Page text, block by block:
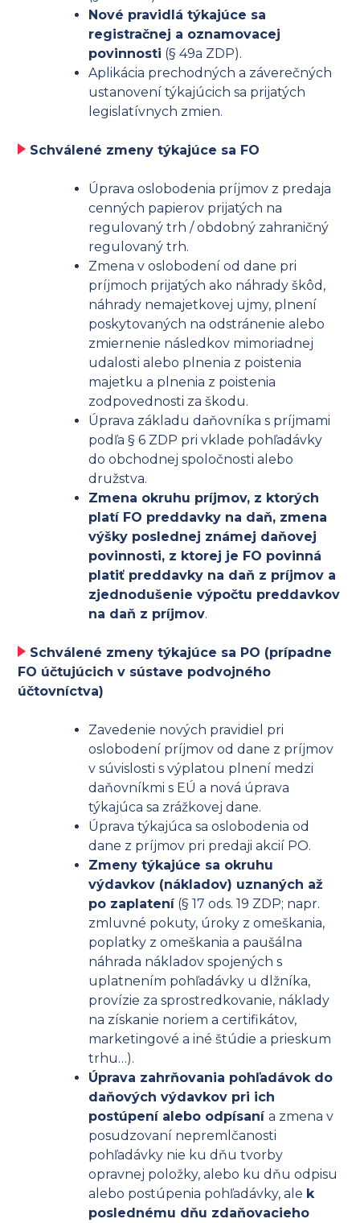
Nové pravidlá týkajúce sa
registračnej a oznamovacej
povinnosti (§ 49a ZDP).
Aplikácia prechodných a záverečných
ustanovení týkajúcich sa prijatých
legislatívnych zmien.
Schválené zmeny týkajúce sa FO
Úprava oslobodenia príjmov z predaja
cenných papierov prijatých na
regulovaný trh / obdobný zahraničný
regulovaný trh.
Zmena v oslobodení od dane pri
príjmoch prijatých ako náhrady škôd,
náhrady nemajetkovej ujmy, plnení
poskytovaných na odstránenie alebo
zmiernenie následkov mimoriadnej
udalosti alebo plnenia z poistenia
majetku a plnenia z poistenia
zodpovednosti za škodu.
Úprava základu daňovníka s príjmami
podľa § 6 ZDP pri vklade pohľadávky
do obchodnej spoločnosti alebo
družstva.
Zmena okruhu príjmov, z ktorých
platí FO preddavky na daň, zmena
výšky poslednej známej daňovej
povinnosti, z ktorej je FO povinná
platiť preddavky na daň z príjmov a
zjednodušenie výpočtu preddavkov
na daň z príjmov.
Schválené zmeny týkajúce sa PO (prípadne
FO účtujúcich v sústave podvojného
účtovníctva)
Zavedenie nových pravidiel pri
oslobodení príjmov od dane z príjmov
v súvislosti s výplatou plnení medzi
daňovníkmi s EÚ a nová úprava
týkajúca sa zrážkovej dane.
Úprava týkajúca sa oslobodenia od
dane z príjmov pri predaji akcií PO.
Zmeny týkajúce sa okruhu
výdavkov (nákladov) uznaných až
po zaplatení(§ 17 ods. 19 ZDP; napr.
zmluvné pokuty, úroky z omeškania,
poplatky z omeškania a paušálna
náhrada nákladov spojených s
uplatnením pohľadávky u dlžníka,
provízie za sprostredkovanie, náklady
na získanie noriem a certifikátov,
marketingové a iné štúdie a prieskum
trhu…).
Úprava zahrňovania pohľadávok do
daňových výdavkov pri ich
postúpení alebo odpísanía zmena v
posudzovaní nepremlčanosti
pohľadávky nie ku dňu tvorby
opravnej položky, alebo ku dňu odpisu
alebo postúpenia pohľadávky, ale k
poslednému dňu zdaňovacieho